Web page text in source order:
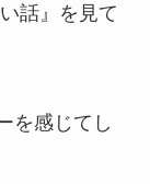
話』を見て
を感じてし